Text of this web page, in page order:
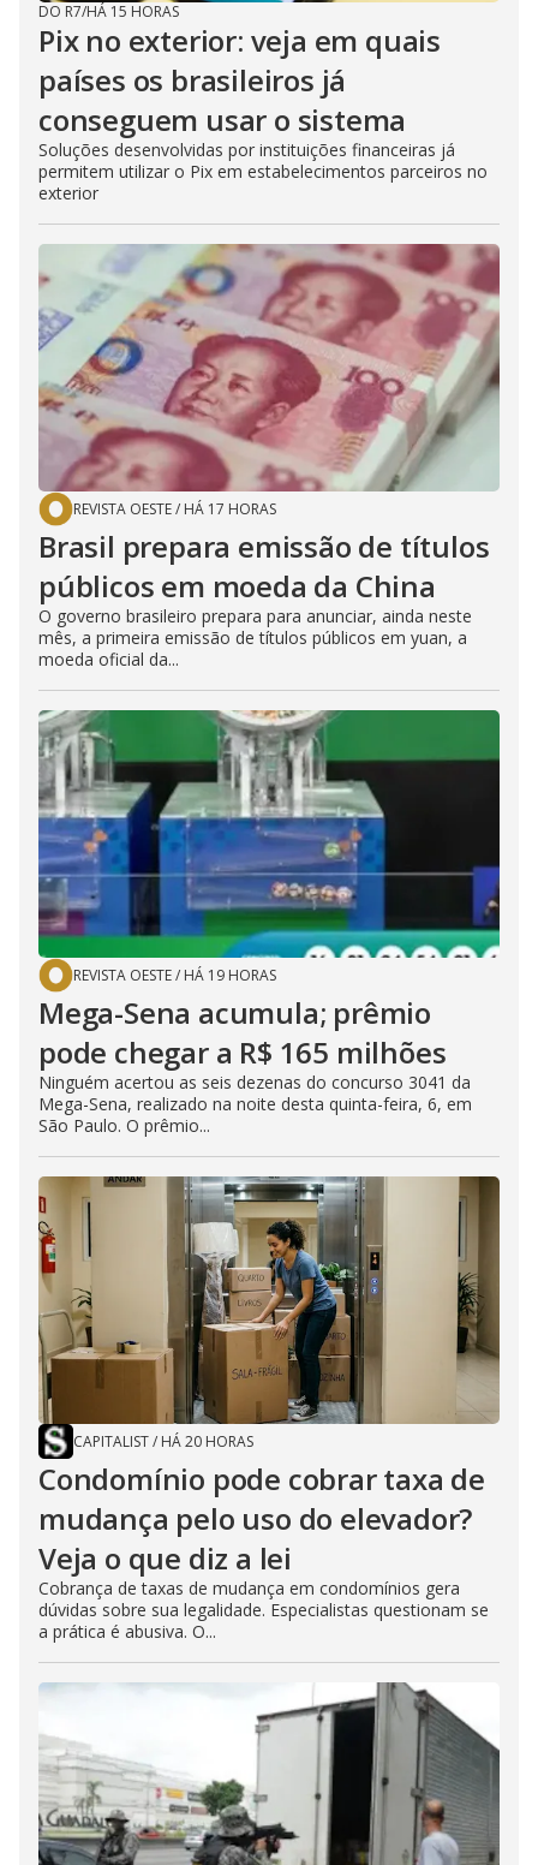
DO R7/HÁ 15 HORAS
Pix no exterior: veja em quais
países os brasileiros já
conseguem usar o sistema
Soluções desenvolvidas por instituições financeiras já
permitem utilizar o Pix em estabelecimentos parceiros no
exterior
REVISTA OESTE/ HÁ 17 HORAS
Brasil prepara emissão de títulos
públicos em moeda da China
O governo brasileiro prepara para anunciar, ainda neste
mês, a primeira emissão de títulos públicos em yuan, a
moeda oficial da...
REVISTA OESTE/ HÁ 19 HORAS
Mega-Sena acumula; prêmio
pode chegar a R$ 165 milhões
Ninguém acertou as seis dezenas do concurso 3041 da
Mega-Sena, realizado na noite desta quinta-feira, 6, em
São Paulo. O prêmio...
CAPITALIST/ HÁ 20 HORAS
Condomínio pode cobrar taxa de
mudança pelo uso do elevador?
Veja o que diz a lei
Cobrança de taxas de mudança em condomínios gera
dúvidas sobre sua legalidade. Especialistas questionam se
a prática é abusiva. O...